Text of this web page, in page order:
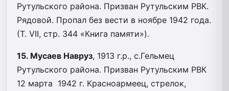
Рутульского района. Призван Рутульским РВК.
Рядовой. Пропал без вести в ноябре 1942 года.
(Т. VII, стр. 344 «Книга памяти»).
15. Мусаев Навруз, 1913 г.р., с.Гельмец
Рутульского района. Призван Рутульским РВК
12 марта 1942 г. Красноармеец, стрелок,